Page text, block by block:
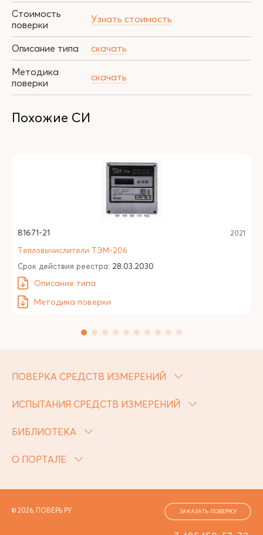
Стоимость
поверки
Узнать стоимость
Описание типа
скачать
Методика
поверки
скачать
Похожие СИ
81671-21 2021
Тепловычислители ТЭМ-206
Срок действия реестра: 28.03.2030
Описание типа
Методика поверки
ПОВЕРКА СРЕДСТВ ИЗМЕРЕНИЙ
ИСПЫТАНИЯ СРЕДСТВ ИЗМЕРЕНИЙ
БИБЛИОТЕКА
О ПОРТАЛЕ
© 2026, ПОВЕРЬ.РУ ЗАКАЗАТЬ ПОВЕРКУ